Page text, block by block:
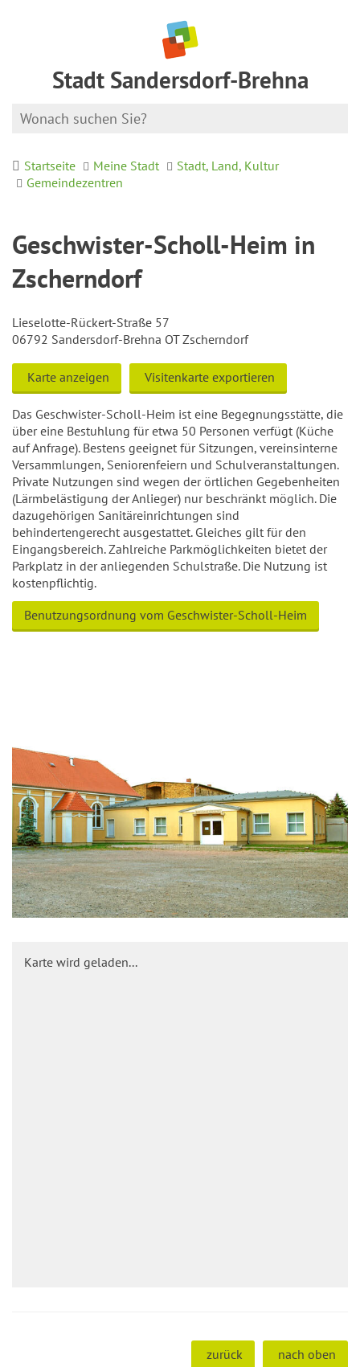
Stadt Sandersdorf-Brehna
Startseite Meine Stadt
Stadt, Land, Kultur
Gemeindezentren
Geschwister-Scholl-Heim in
Zscherndorf
Lieselotte-Rückert-Straße 57
06792 Sandersdorf-Brehna OT Zscherndorf
Karte anzeigen Visitenkarte exportieren
Das Geschwister-Scholl-Heim ist eine Begegnungsstätte, die
über eine Bestuhlung für etwa 50 Personen verfügt (Küche
auf Anfrage). Bestens geeignet für Sitzungen, vereinsinterne
Versammlungen, Seniorenfeiern und Schulveranstaltungen.
Private Nutzungen sind wegen der örtlichen Gegebenheiten
(Lärmbelästigung der Anlieger) nur beschränkt möglich. Die
dazugehörigen Sanitäreinrichtungen sind
behindertengerecht ausgestattet. Gleiches gilt für den
Eingangsbereich. Zahlreiche Parkmöglichkeiten bietet der
Parkplatz in der anliegenden Schulstraße. Die Nutzung ist
kostenpflichtig.
Benutzungsordnung vom Geschwister-Scholl-Heim
Karte wird geladen...
zurück nach oben